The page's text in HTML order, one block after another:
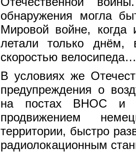
обнаружения могла
Мировой войне,
летали только
скоростью велосипеда…
В условиях же
предупреждения о
на постах ВНОС и
продвижением
территории, быстро
радиолокационным